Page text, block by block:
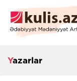
Yazarlar